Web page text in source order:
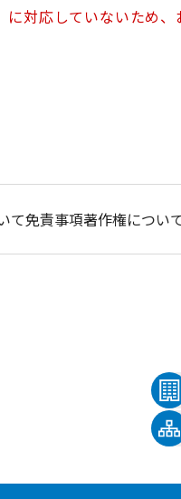
対応していないため、
て免責事項著作権につい